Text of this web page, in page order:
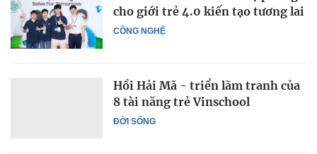
CÔNG NGHỆ
cho giới trẻ 4.0 kiến tạo tương lai
ĐỜI SỐNG
Hồi Hải Mã - triển lãm tranh của
8 tài năng trẻ Vinschool